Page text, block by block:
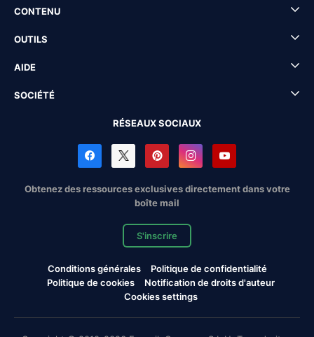
CONTENU
OUTILS
AIDE
SOCIÉTÉ
RÉSEAUX SOCIAUX
Obtenez des ressources exclusives directement dans votre
boîte mail
S'inscrire
Conditions générales
Politique de confidentialité
Politique de cookies
Notification de droits d'auteur
Cookies settings